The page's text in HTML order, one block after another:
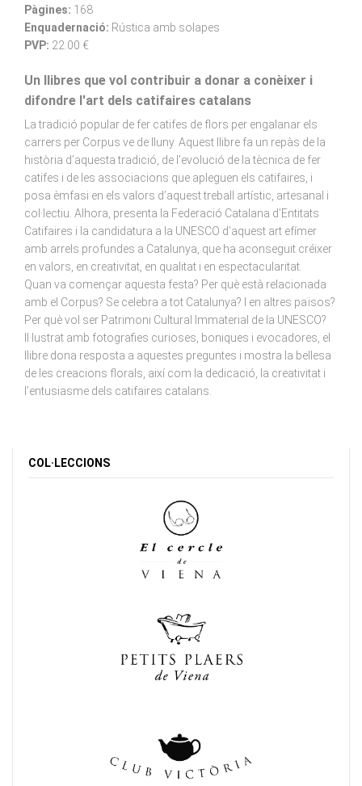
Pàgines: 168
Enquadernació: Rústica amb solapes
PVP: 22.00 €
Un llibres que vol contribuir a donar a conèixer i
difondre l'art dels catifaires catalans
La tradició popular de fer catifes de flors per engalanar els
carrers per Corpus ve de lluny. Aquest llibre fa un repàs de la
història d’aquesta tradició, de l’evolució de la tècnica de fer
catifes i de les associacions que apleguen els catifaires, i
posa èmfasi en els valors d’aquest treball artístic, artesanal i
col·lectiu. Alhora, presenta la Federació Catalana d’Entitats
Catifaires i la candidatura a la UNESCO d’aquest art efímer
amb arrels profundes a Catalunya, que ha aconseguit créixer
en valors, en creativitat, en qualitat i en espectacularitat.
Quan va començar aquesta festa? Per què està relacionada
amb el Corpus? Se celebra a tot Catalunya? I en altres països?
Per què vol ser Patrimoni Cultural Immaterial de la UNESCO?
Il·lustrat amb fotografies curioses, boniques i evocadores, el
llibre dona resposta a aquestes preguntes i mostra la bellesa
de les creacions florals, així com la dedicació, la creativitat i
l’entusiasme dels catifaires catalans.
COL·LECCIONS